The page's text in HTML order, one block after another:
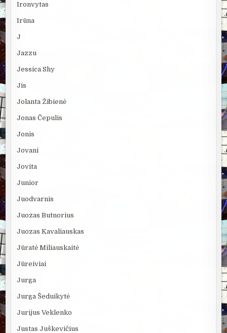
Ironvytas
Irūna
J
Jazzu
Jessica Shy
Jis
Jolanta Žibienė
Jonas Čepulis
Jonis
Jovani
Jovita
Junior
Juodvarnis
Juozas Butnorius
Juozas Kavaliauskas
Jūratė Miliauskaitė
Jūreiviai
Jurga
Jurga Šeduikytė
Jurijus Veklenko
Justas Juškevičius